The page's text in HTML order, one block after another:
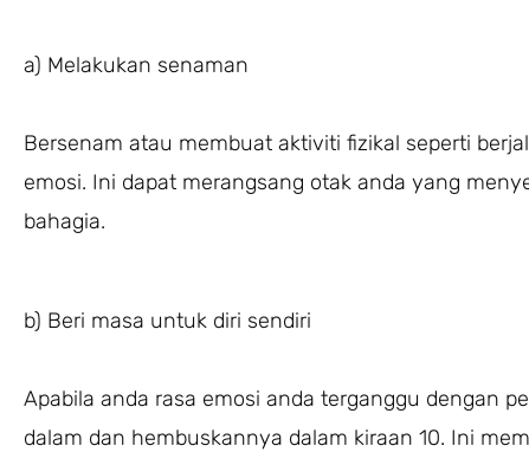
a) Melakukan senaman
Bersenam atau membuat aktiviti fizikal seperti
emosi. Ini dapat merangsang otak anda yang
bahagia.
b) Beri masa untuk diri sendiri
Apabila anda rasa emosi anda terganggu dengan
dalam dan hembuskannya dalam kiraan 10. Ini